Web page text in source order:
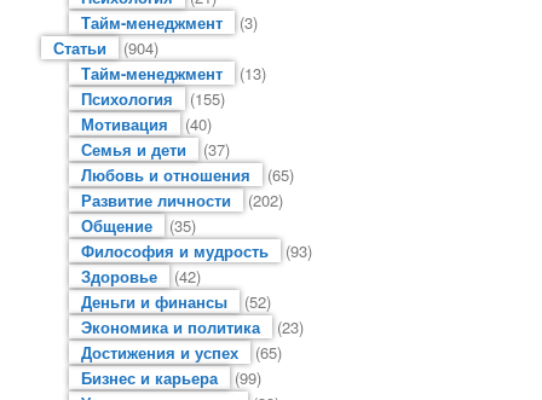
Тайм-менеджмент
(3)
Статьи
(904)
Тайм-менеджмент
(13)
Психология
(155)
Мотивация
(40)
Семья и дети
(37)
Любовь и отношения
(65)
Развитие личности
(202)
Общение
(35)
Философия и мудрость
(93)
Здоровье
(42)
Деньги и финансы
(52)
Экономика и политика
(23)
Достижения и успех
(65)
Бизнес и карьера
(99)